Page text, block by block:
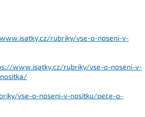
rubriky/vse-o-noseni-v-
www.isatky.cz/rubriky/vse-o-noseni-v-
vse-o-noseni-v-nositku/pece-o-